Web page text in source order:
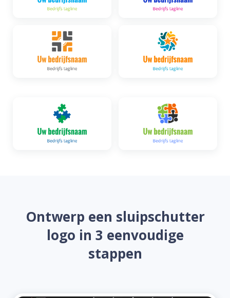
Ontwerp een sluipschutter
logo in 3 eenvoudige
stappen